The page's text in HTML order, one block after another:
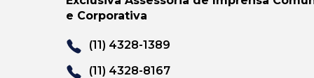
e Corporativa
(11) 4328-1389
(11) 4328-8167